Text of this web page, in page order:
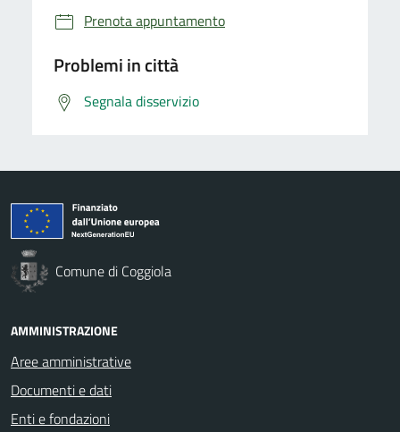
Prenota appuntamento
Problemi in città
Segnala disservizio
Comune di Coggiola
AMMINISTRAZIONE
Aree amministrative
Documenti e dati
Enti e fondazioni